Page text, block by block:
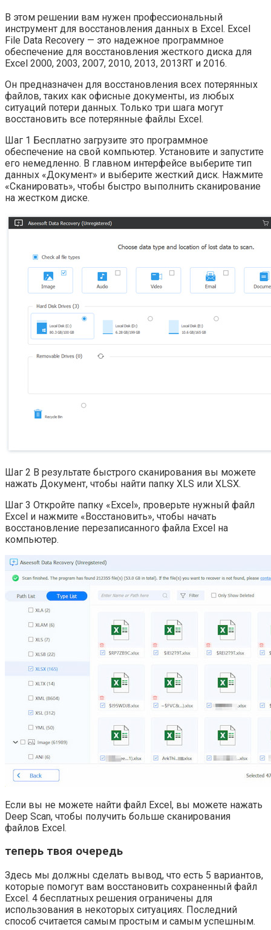
В этом решении вам нужен профессиональный
инструмент для восстановления данных в Excel. Excel
File Data Recovery — это надежное программное
обеспечение для восстановления жесткого диска для
Excel 2000, 2003, 2007, 2010, 2013, 2013RT и 2016.
Он предназначен для восстановления всех потерянных
файлов, таких как офисные документы, из любых
ситуаций потери данных. Только три шага могут
восстановить все потерянные файлы Excel.
Шаг 1 Бесплатно загрузите это программное
обеспечение на свой компьютер. Установите и запустите
его немедленно. В главном интерфейсе выберите тип
данных «Документ» и выберите жесткий диск. Нажмите
«Сканировать», чтобы быстро выполнить сканирование
на жестком диске.
Шаг 2 В результате быстрого сканирования вы можете
нажать Документ, чтобы найти папку XLS или XLSX.
Шаг 3 Откройте папку «Excel», проверьте нужный файл
Excel и нажмите «Восстановить», чтобы начать
восстановление перезаписанного файла Excel на
компьютер.
Если вы не можете найти файл Excel, вы можете нажать
Deep Scan, чтобы получить больше сканирования
файлов Excel.
теперь твоя очередь
Здесь мы должны сделать вывод, что есть 5 вариантов,
которые помогут вам восстановить сохраненный файл
Excel. 4 бесплатных решения ограничены для
использования в некоторых ситуациях. Последний
способ считается самым простым и самым успешным.